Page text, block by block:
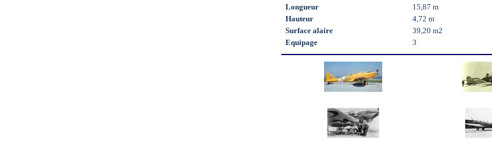
Longueur
15,87 m
Hauteur
4,72 m
Surface alaire
39,20 m2
Equipage
3